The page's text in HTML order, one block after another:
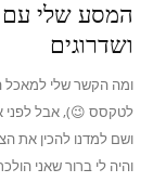
המסע שלי עם
ושדרוגים
ומה הקשר שלי למאכל
לטקסס 😉), אבל לפני
ושם למדנו להכין את
והיה לי ברור שאני